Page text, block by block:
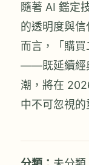
隨著 AI 鑑定
的透明度與
而言，「購
——既延續經
潮，將在
中不可忽視的